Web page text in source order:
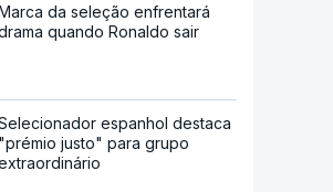
da seleção enfrentará
quando Ronaldo sair
espanhol destaca
"prémio justo" para grupo